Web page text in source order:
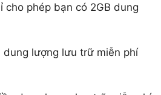
phép bạn có 2GB dung
lượng lưu trữ miễn phí